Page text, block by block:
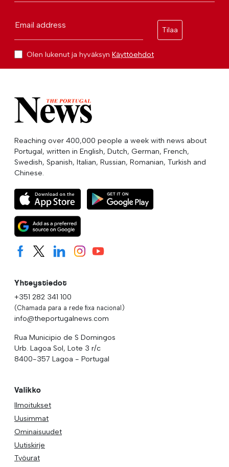
Email address
Tilaa
Olen lukenut ja hyväksyn Käyttöehdot
Reaching over 400,000 people a week with news about
Portugal, written in English, Dutch, German, French,
Swedish, Spanish, Italian, Russian, Romanian, Turkish and
Chinese.
Yhteystiedot
+351 282 341 100
(Chamada para a rede fixa nacional)
info@theportugalnews.com
Rua Municipio de S Domingos
Urb. Lagoa Sol, Lote 3 r/c
8400-357 Lagoa - Portugal
Valikko
Ilmoitukset
Uusimmat
Ominaisuudet
Uutiskirje
Työurat